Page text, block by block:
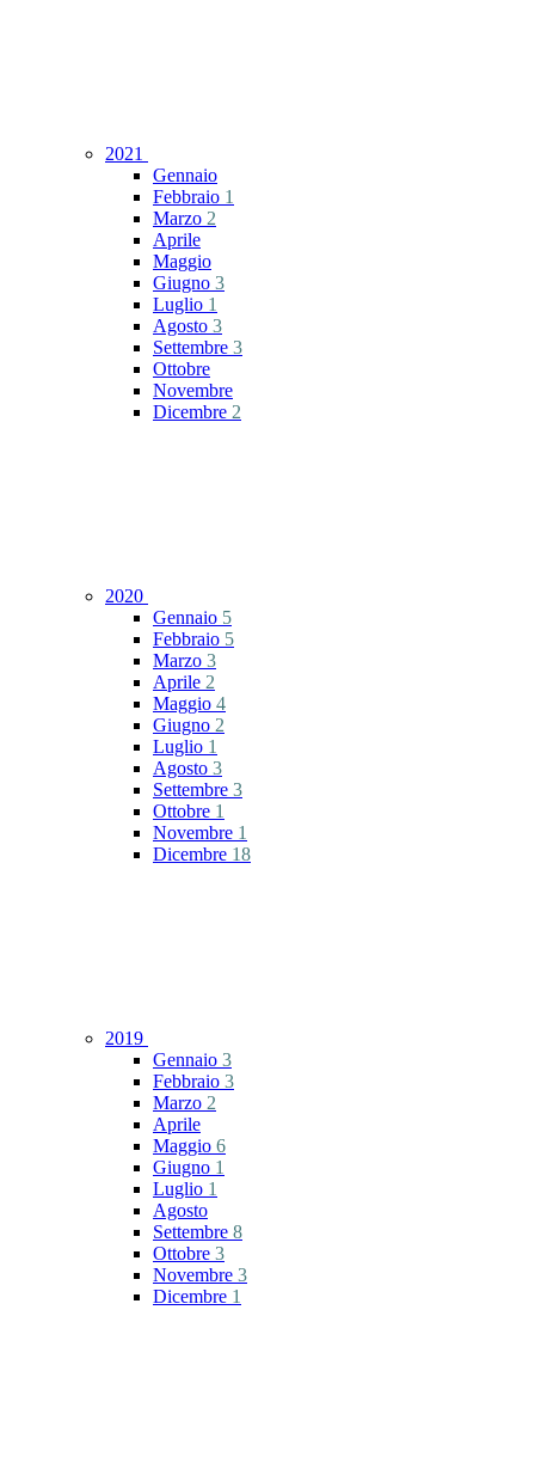
2021
Gennaio
Febbraio 1
Marzo 2
Aprile
Maggio
Giugno 3
Luglio 1
Agosto 3
Settembre 3
Ottobre
Novembre
Dicembre 2
2020
Gennaio 5
Febbraio 5
Marzo 3
Aprile 2
Maggio 4
Giugno 2
Luglio 1
Agosto 3
Settembre 3
Ottobre 1
Novembre 1
Dicembre 18
2019
Gennaio 3
Febbraio 3
Marzo 2
Aprile
Maggio 6
Giugno 1
Luglio 1
Agosto
Settembre 8
Ottobre 3
Novembre 3
Dicembre 1